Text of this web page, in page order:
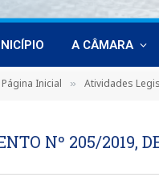
A CÂMARA
Página Inicial » Atividades
Nº 205/2019,